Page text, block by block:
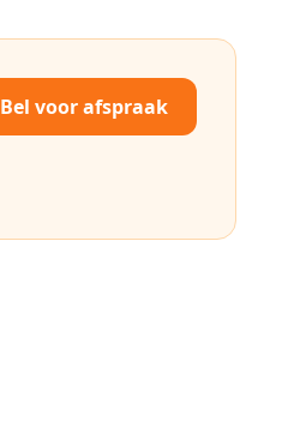
Bel voor afspraak